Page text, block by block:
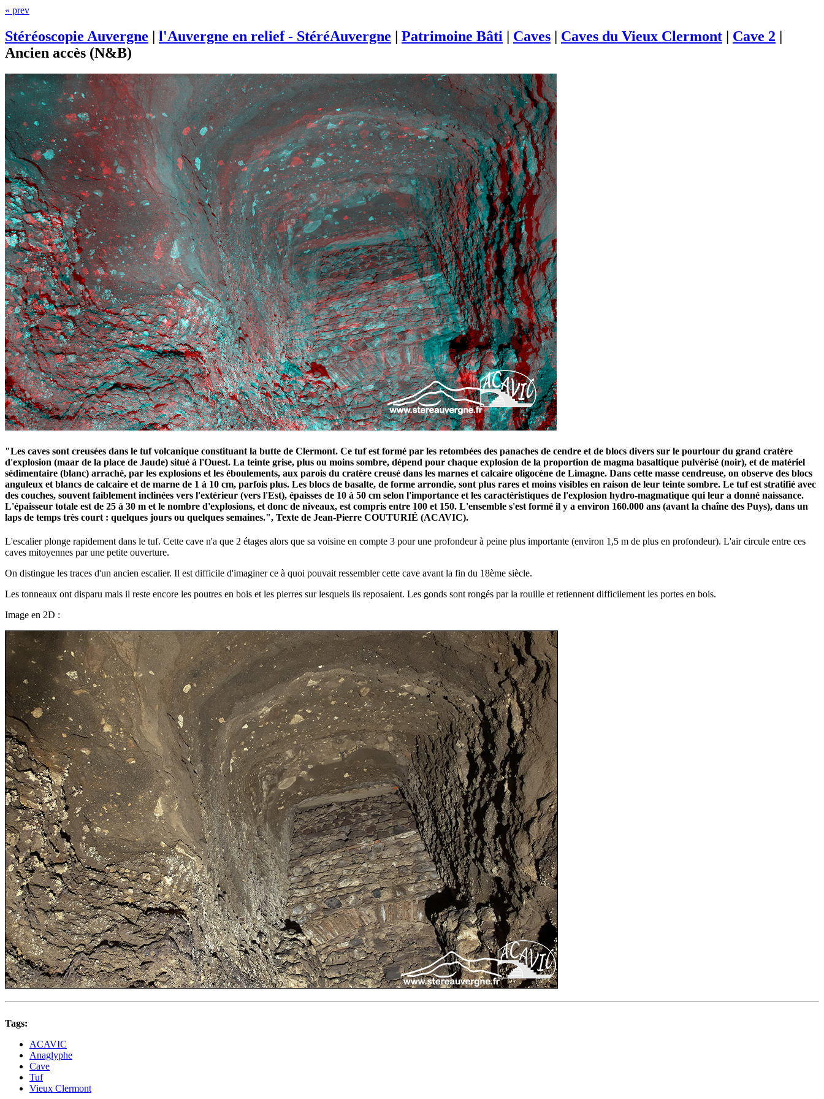
« prev
Stéréoscopie Auvergne | l'Auvergne en relief - StéréAuvergne | Patrimoine Bâti | Caves | Caves du Vieux Clermont | Cave 2 |
Ancien accès (N&B)
"Les caves sont creusées dans le tuf volcanique constituant la butte de Clermont. Ce tuf est formé par les retombées des panaches de cendre et de blocs divers sur le pourtour du grand cratère
d'explosion (maar de la place de Jaude) situé à l'Ouest. La teinte grise, plus ou moins sombre, dépend pour chaque explosion de la proportion de magma basaltique pulvérisé (noir), et de matériel
sédimentaire (blanc) arraché, par les explosions et les éboulements, aux parois du cratère creusé dans les marnes et calcaire oligocène de Limagne. Dans cette masse cendreuse, on observe des blocs
anguleux et blancs de calcaire et de marne de 1 à 10 cm, parfois plus. Les blocs de basalte, de forme arrondie, sont plus rares et moins visibles en raison de leur teinte sombre. Le tuf est stratifié avec
des couches, souvent faiblement inclinées vers l'extérieur (vers l'Est), épaisses de 10 à 50 cm selon l'importance et les caractéristiques de l'explosion hydro-magmatique qui leur a donné naissance.
L'épaisseur totale est de 25 à 30 m et le nombre d'explosions, et donc de niveaux, est compris entre 100 et 150. L'ensemble s'est formé il y a environ 160.000 ans (avant la chaîne des Puys), dans un
laps de temps très court : quelques jours ou quelques semaines.", Texte de Jean-Pierre COUTURIÉ (ACAVIC).
L'escalier plonge rapidement dans le tuf. Cette cave n'a que 2 étages alors que sa voisine en compte 3 pour une profondeur à peine plus importante (environ 1,5 m de plus en profondeur). L'air circule entre ces
caves mitoyennes par une petite ouverture.
On distingue les traces d'un ancien escalier. Il est difficile d'imaginer ce à quoi pouvait ressembler cette cave avant la fin du 18ème siècle.
Les tonneaux ont disparu mais il reste encore les poutres en bois et les pierres sur lesquels ils reposaient. Les gonds sont rongés par la rouille et retiennent difficilement les portes en bois.
Image en 2D :
Tags:
ACAVIC
Anaglyphe
Cave
Tuf
Vieux Clermont